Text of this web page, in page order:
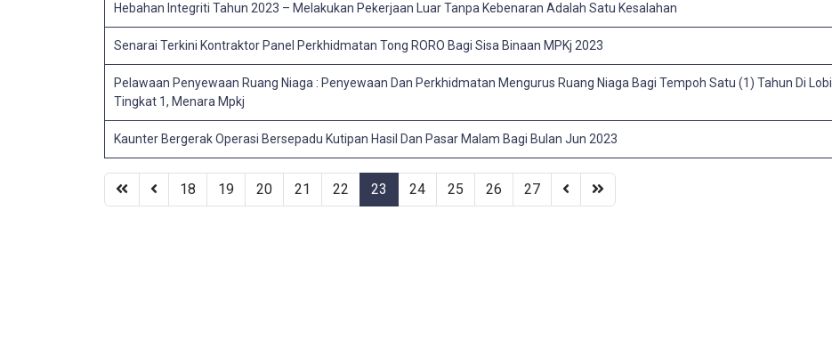
Hebahan Integriti Tahun 2023 – Melakukan Pekerjaan Luar Tanpa Kebenaran Adalah Satu Kesalahan
Senarai Terkini Kontraktor Panel Perkhidmatan Tong RORO Bagi Sisa Binaan MPKj 2023
Pelawaan Penyewaan Ruang Niaga : Penyewaan Dan Perkhidmatan Mengurus Ruang Niaga Bagi Tempoh Satu (1) Tahun Di Lobi
Tingkat 1, Menara Mpkj
Kaunter Bergerak Operasi Bersepadu Kutipan Hasil Dan Pasar Malam Bagi Bulan Jun 2023
18 19 20 21 22 23 24 25 26 27